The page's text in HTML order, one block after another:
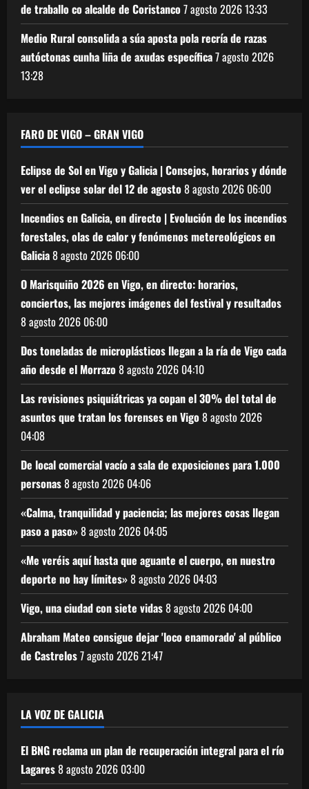
de traballo co alcalde de Coristanco7 agosto 202613:33
Medio Rural consolida a súa aposta pola recría de razas
autóctonas cunha liña de axudas específica7 agosto 2026
13:28
FARO DE VIGO – GRAN VIGO
Eclipse de Sol en Vigo y Galicia | Consejos, horarios y dónde
ver el eclipse solar del 12 de agosto8 agosto 2026 06:00
Incendios en Galicia, en directo | Evolución de los incendios
forestales, olas de calor y fenómenos metereológicos en
Galicia8 agosto 2026 06:00
O Marisquiño 2026 en Vigo, en directo: horarios,
conciertos, las mejores imágenes del festival y resultados
8 agosto 2026 06:00
Dos toneladas de microplásticos llegan a la ría de Vigo cada
año desde el Morrazo8 agosto 2026 04:10
Las revisiones psiquiátricas ya copan el 30% del total de
asuntos que tratan los forenses en Vigo8 agosto 2026
04:08
De local comercial vacío a sala de exposiciones para 1.000
personas8 agosto 2026 04:06
«Calma, tranquilidad y paciencia; las mejores cosas llegan
paso a paso»8 agosto 2026 04:05
«Me veréis aquí hasta que aguante el cuerpo, en nuestro
deporte no hay límites»8 agosto 2026 04:03
Vigo, una ciudad con siete vidas8 agosto 2026 04:00
Abraham Mateo consigue dejar 'loco enamorado' al público
de Castrelos7 agosto 202621:47
LA VOZ DE GALICIA
El BNG reclama un plan de recuperación integral para el río
Lagares8 agosto 2026 03:00